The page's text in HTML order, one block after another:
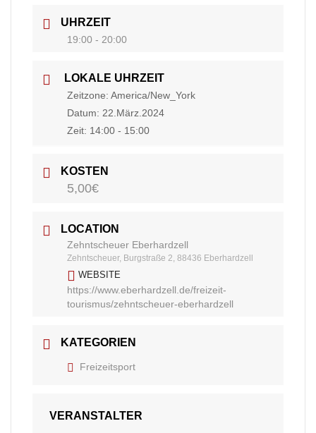
UHRZEIT
19:00 - 20:00
LOKALE UHRZEIT
Zeitzone: America/New_York
Datum: 22.März.2024
Zeit: 14:00 - 15:00
KOSTEN
5,00€
LOCATION
Zehntscheuer Eberhardzell
Zehntscheuer, Burgstraße 2, 88436 Eberhardzell
WEBSITE
https://www.eberhardzell.de/freizeit-
tourismus/zehntscheuer-eberhardzell
KATEGORIEN
Freizeitsport
VERANSTALTER